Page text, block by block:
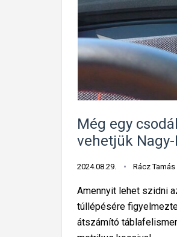
Még egy
vehetjük
2024.08.29. Rácz Tamás
Amennyit lehet szidni
túllépésére
átszámító